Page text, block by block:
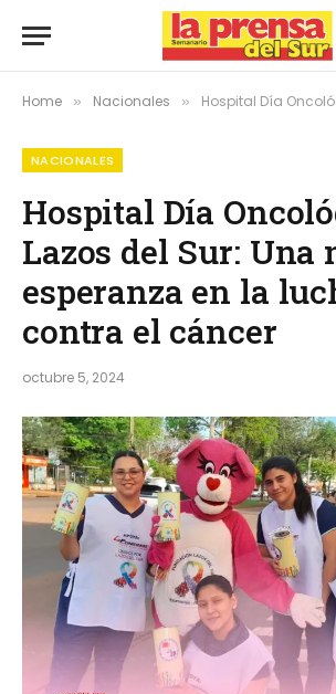
Home » Nacionales » Hospital Día Oncológico Lazos del Sur: Una
NACIONALES
Hospital Día
Lazos del Sur: Una
esperanza en la
contra el cáncer
octubre 5, 2024